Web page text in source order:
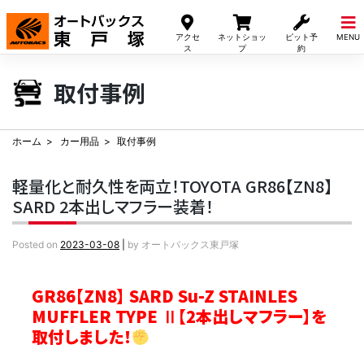
アクセ
ス
ネットショッ
プ
ピット予
約
MENU
Skip
content
取付事例
ホーム カー用品 取付事例
軽量化と耐久性を両立！TOYOTA GR86【ZN8】
SARD 2本出しマフラー装着！
Posted on 2023-03-08 by オートバックス東戸塚
GR86【ZN8】 SARD Su-Z STAINLES
MUFFLER TYPE Ⅱ【2本出しマフラー】を
取付しました！